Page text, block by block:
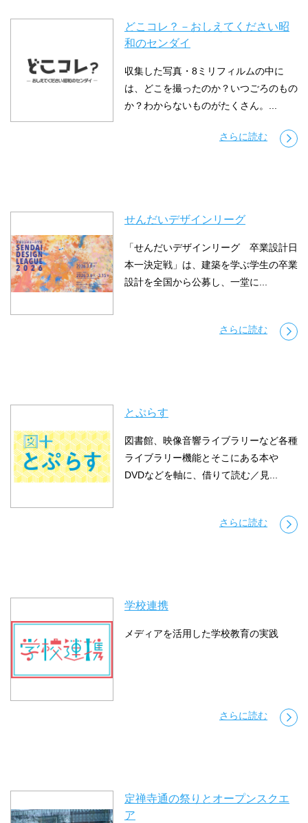
どこコレ？－おしえてください昭
和のセンダイ
収集した写真・8ミリフィルムの中に
は、どこを撮ったのか？いつごろのもの
か？わからないものがたくさん。...
さらに読む
せんだいデザインリーグ
「せんだいデザインリーグ 卒業設計日
本一決定戦」は、建築を学ぶ学生の卒業
設計を全国から公募し、一堂に...
さらに読む
とぷらす
図書館、映像音響ライブラリーなど各種
ライブラリー機能とそこにある本や
DVDなどを軸に、借りて読む／見...
さらに読む
学校連携
メディアを活用した学校教育の実践
さらに読む
定禅寺通の祭りとオープンスクエ
ア